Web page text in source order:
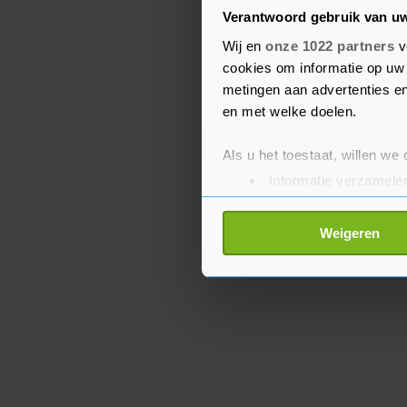
Verantwoord gebruik van
Wij en onze 1022 partners
cookies om informatie op
metingen aan advertenties
en met welke doelen.
Als u het toestaat, willen we
Informatie
Uw apparaat
Lees meer over hoe uw
toestemming op elk moment
Weigeren
meer stemmen dan de
Nuñez Feijóo mocht
regering te vormen,
niet in omdat het
parlement heeft.